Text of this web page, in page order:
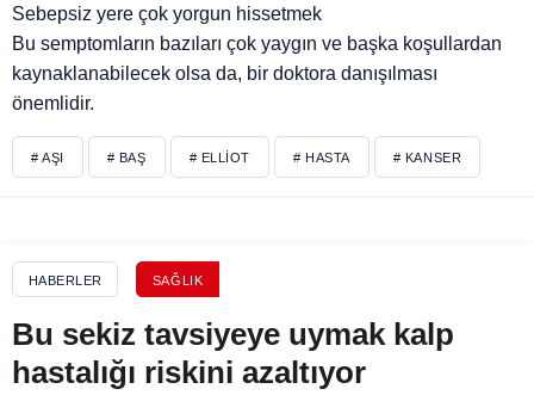
Sebepsiz yere çok yorgun hissetmek
Bu semptomların bazıları çok yaygın ve başka koşullardan
kaynaklanabilecek olsa da, bir doktora danışılması
önemlidir.
# AŞI # BAŞ # ELLIOT # HASTA # KANSER
HABERLER SAĞLIK
Bu sekiz tavsiyeye uymak kalp
hastalığı riskini azaltıyor